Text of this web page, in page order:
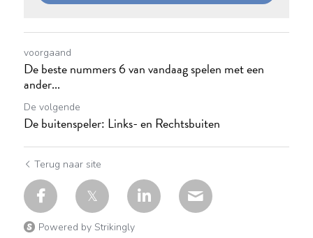
voorgaand
De beste nummers 6 van vandaag spelen met een
ander...
De volgende
De buitenspeler: Links- en Rechtsbuiten
Terug naar site
Powered by Strikingly